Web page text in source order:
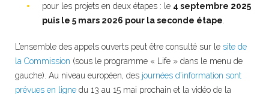
pour les projets en deux étapes : le 4 septembre 2025
puis le 5 mars 2026 pour la seconde étape
L’ensemble des appels ouverts peut être consulté sur le site de
la Commission (sous le programme « Life » dans le menu de
gauche). Au niveau européen, des journées d’information sont
prévues en ligne du 13 au 15 mai prochain et la vidéo de la